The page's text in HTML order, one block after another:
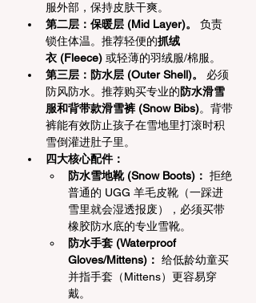
服外部，保持皮肤干爽。
第二层：保暖层 (Mid Layer)。
负责
锁住体温。推荐轻便的抓绒
衣 (Fleece) 或轻薄的羽绒服/棉服。
第三层：防水层 (Outer Shell)。
必须
防风防水。推荐购买专业的防水滑雪
服和背带款滑雪裤 (Snow Bibs)。背带
裤能有效防止孩子在雪地里打滚时积
雪倒灌进肚子里。
四大核心配件：
防水雪地靴 (Snow Boots)： 拒绝
普通的 UGG 羊毛皮靴（一踩进
雪里就会湿透报废），必须买带
橡胶防水底的专业雪靴。
防水手套 (Waterproof
Gloves/Mittens)： 给低龄幼童买
并指手套（Mittens）更容易穿
戴。